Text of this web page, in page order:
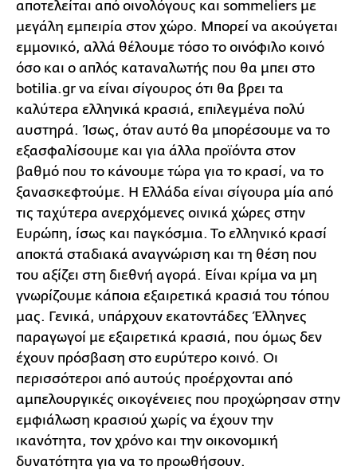
αποτελείται από οινολόγους και sommeliers με
μεγάλη εμπειρία στον χώρο. Μπορεί να ακούγεται
εμμονικό, αλλά θέλουμε τόσο το οινόφιλο κοινό
όσο και ο απλός καταναλωτής που θα μπει στο
botilia.gr να είναι σίγουρος ότι θα βρει τα
καλύτερα ελληνικά κρασιά, επιλεγμένα πολύ
αυστηρά. Ίσως, όταν αυτό θα μπορέσουμε να το
εξασφαλίσουμε και για άλλα προϊόντα στον
βαθμό που το κάνουμε τώρα για το κρασί, να το
ξανασκεφτούμε. Η Ελλάδα είναι σίγουρα μία από
τις ταχύτερα ανερχόμενες οινικά χώρες στην
Ευρώπη, ίσως και παγκόσμια. Το ελληνικό κρασί
αποκτά σταδιακά αναγνώριση και τη θέση που
του αξίζει στη διεθνή αγορά. Είναι κρίμα να μη
γνωρίζουμε κάποια εξαιρετικά κρασιά του τόπου
μας. Γενικά, υπάρχουν εκατοντάδες Έλληνες
παραγωγοί με εξαιρετικά κρασιά, που όμως δεν
έχουν πρόσβαση στο ευρύτερο κοινό. Οι
περισσότεροι από αυτούς προέρχονται από
αμπελουργικές οικογένειες που προχώρησαν στην
εμφιάλωση κρασιού χωρίς να έχουν την
ικανότητα, τον χρόνο και την οικονομική
δυνατότητα για να το προωθήσουν.